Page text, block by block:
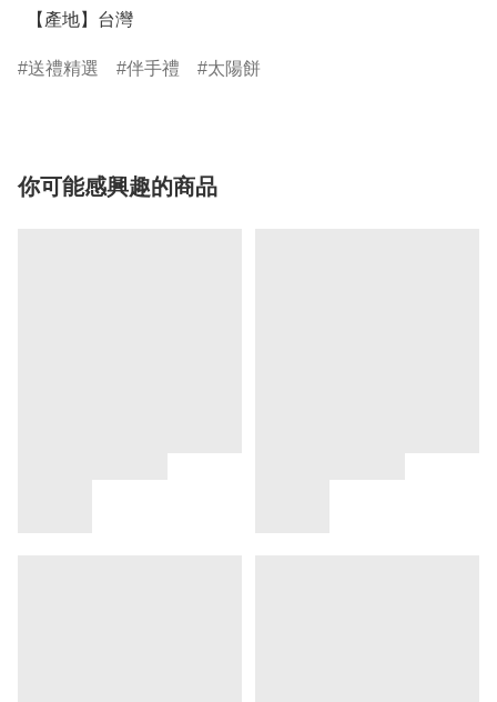
  【產地】台灣
送禮精選 伴手禮 太陽餅
你可能感興趣的商品